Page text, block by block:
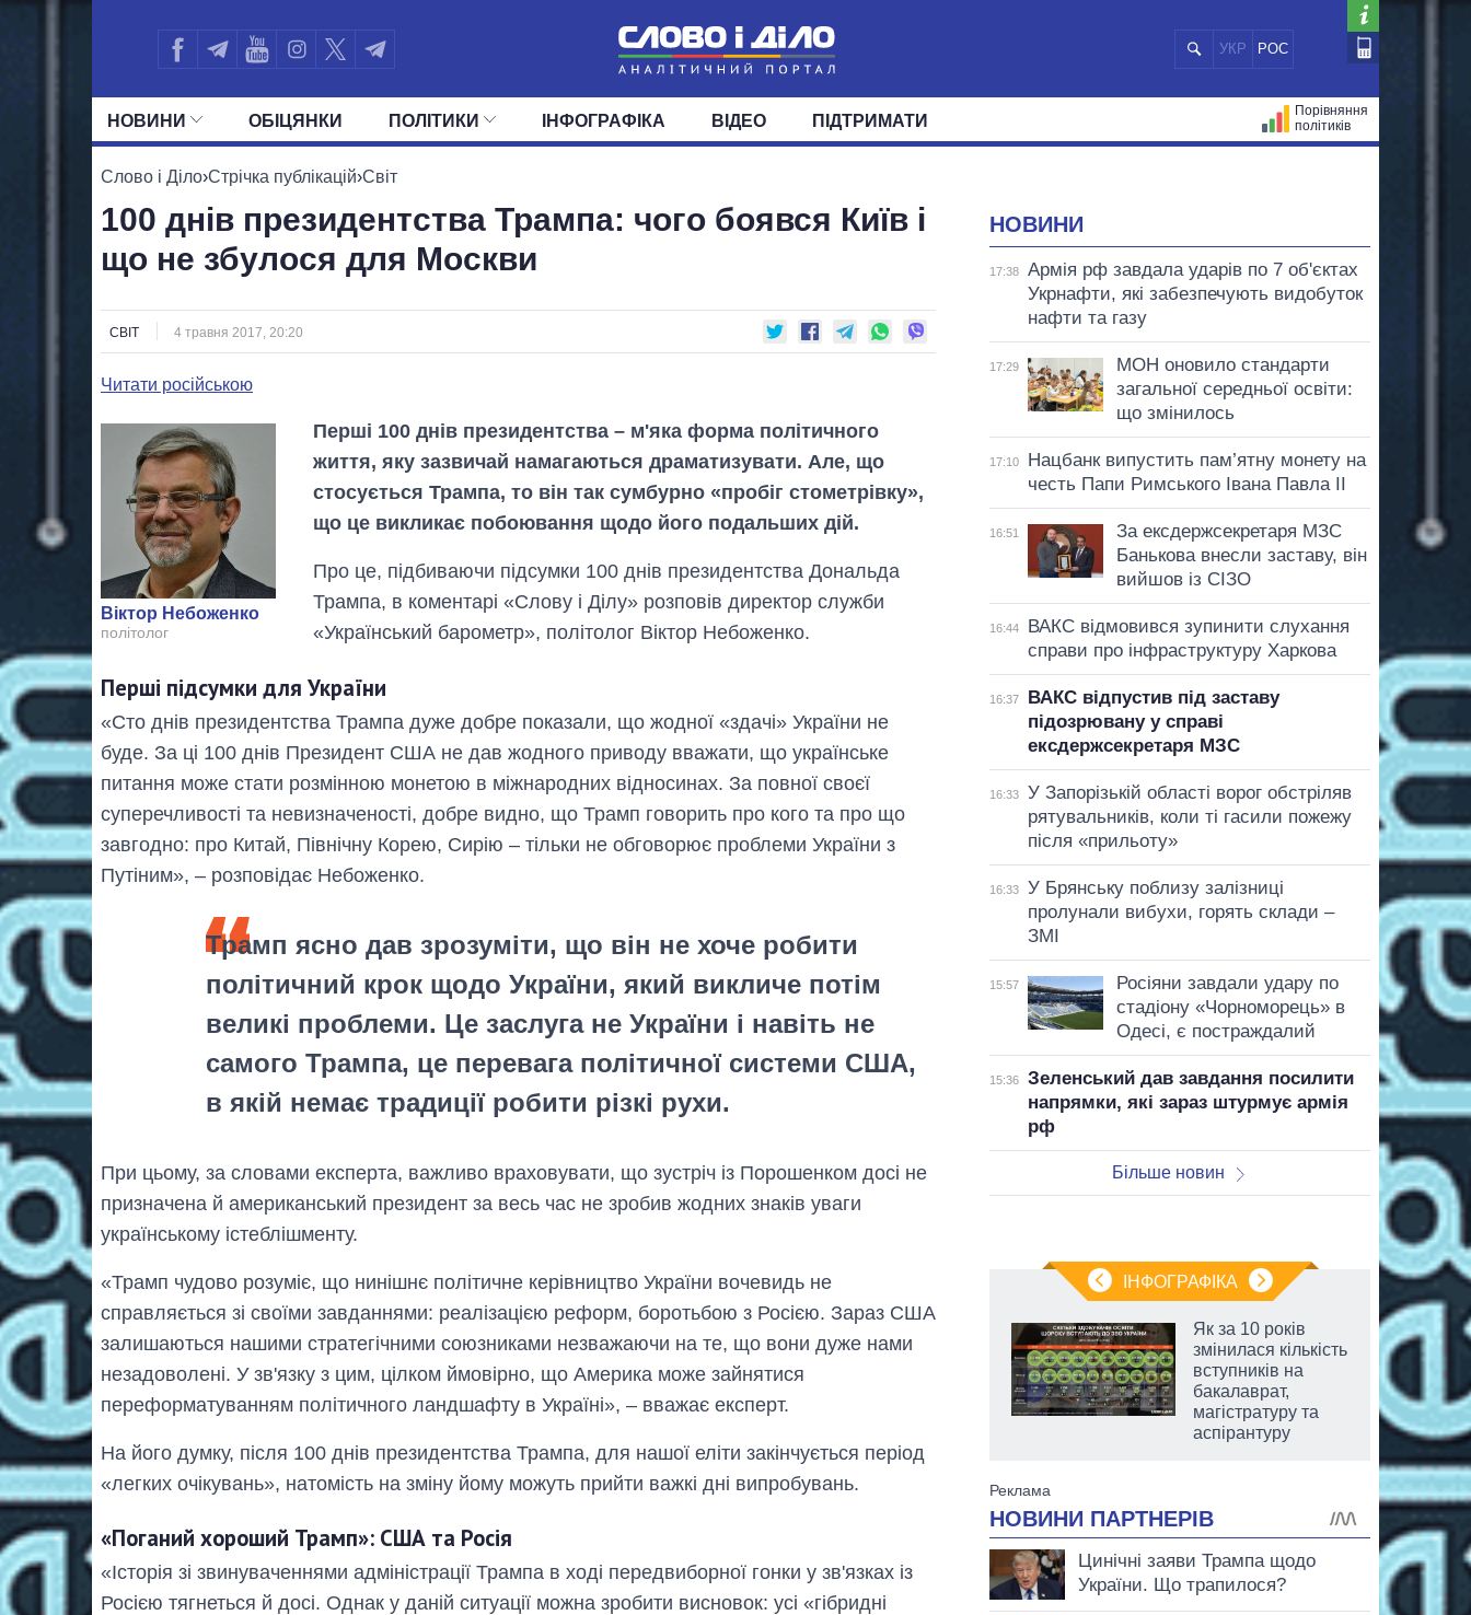
УКР РОС
НОВИНИ
ПОЛІТИКА ЕКОНОМІКА СУСПІЛЬСТВО СВІТ
ОБIЦЯНКИ ПОЛIТИКИ
УСІ ПОЛІТИКИ ПРЕЗИДЕНТ І ОФІС
ДЕПУТАТИ КОМІТЕТИ ФРАКЦІЇ ОКРУГИ
ІНФОГРАФІКА ВІДЕО ПІДТРИМАТИ
Порівняння
політиків
Слово і Діло›Стрічка публікацій›Світ
100 днів президентства Трампа: чого боявся Київ і
що не збулося для Москви
СВІТ 4 травня 2017, 20:20
Читати російською
Віктор Небоженко
політолог
Перші 100 днів президентства – м'яка форма політичного
життя, яку зазвичай намагаються драматизувати. Але, що
стосується Трампа, то він так сумбурно «пробіг стометрівку»,
що це викликає побоювання щодо його подальших дій.
Про це, підбиваючи підсумки 100 днів президентства Дональда
Трампа, в коментарі «Слову і Ділу» розповів директор служби
«Український барометр», політолог Віктор Небоженко.
Перші підсумки для України
«Сто днів президентства Трампа дуже добре показали, що жодної «здачі» України не
буде. За ці 100 днів Президент США не дав жодного приводу вважати, що українське
питання може стати розмінною монетою в міжнародних відносинах. За повної своєї
суперечливості та невизначеності, добре видно, що Трамп говорить про кого та про що
завгодно: про Китай, Північну Корею, Сирію – тільки не обговорює проблеми України з
Путіним», – розповідає Небоженко.
Трамп ясно дав зрозуміти, що він не хоче робити
політичний крок щодо України, який викличе потім
великі проблеми. Це заслуга не України і навіть не
самого Трампа, це перевага політичної системи США,
в якій немає традиції робити різкі рухи.
При цьому, за словами експерта, важливо враховувати, що зустріч із Порошенком досі не
призначена й американський президент за весь час не зробив жодних знаків уваги
українському істеблішменту.
«Трамп чудово розуміє, що нинішнє політичне керівництво України вочевидь не
справляється зі своїми завданнями: реалізацією реформ, боротьбою з Росією. Зараз США
залишаються нашими стратегічними союзниками незважаючи на те, що вони дуже нами
незадоволені. У зв'язку з цим, цілком ймовірно, що Америка може зайнятися
переформатуванням політичного ландшафту в Україні», – вважає експерт.
На його думку, після 100 днів президентства Трампа, для нашої еліти закінчується період
«легких очікувань», натомість на зміну йому можуть прийти важкі дні випробувань.
«Поганий хороший Трамп»: США та Росія
«Історія зі звинуваченнями адміністрації Трампа в ході передвиборної гонки у зв'язках із
Росією тягнеться й досі. Однак у даній ситуації можна зробити висновок: усі «гібридні
НОВИНИ
17:38
Армія рф завдала ударів по 7 об'єктах
Укрнафти, які забезпечують видобуток
нафти та газу
17:29
МОН оновило стандарти
загальної середньої освіти:
що змінилось
17:10
Нацбанк випустить пам’ятну монету на
честь Папи Римського Івана Павла II
16:51
За ексдержсекретаря МЗС
Банькова внесли заставу, він
вийшов із СІЗО
16:44
ВАКС відмовився зупинити слухання
справи про інфраструктуру Харкова
16:37
ВАКС відпустив під заставу
підозрювану у справі
ексдержсекретаря МЗС
16:33
У Запорізькій області ворог обстріляв
рятувальників, коли ті гасили пожежу
після «прильоту»
16:33
У Брянську поблизу залізниці
пролунали вибухи, горять склади –
ЗМІ
15:57
Росіяни завдали удару по
стадіону «Чорноморець» в
Одесі, є постраждалий
15:36
Зеленський дав завдання посилити
напрямки, які зараз штурмує армія
рф
Більше новин
ІНФОГРАФІКА
Економіка ШІ-
гігантів: скільки
Як за 10 років
змінилася кількість
вступників на
бакалаврат,
магістратуру та
аспірантуру